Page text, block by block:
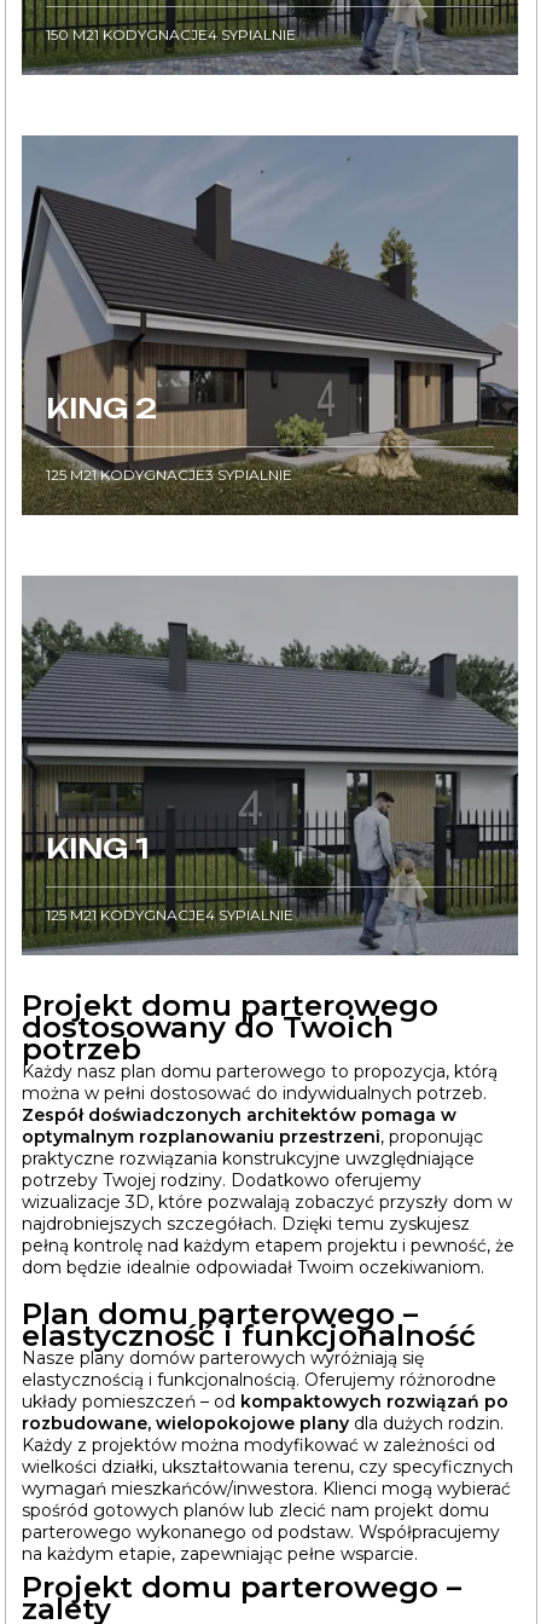
150M21KODYGNACJE4SYPIALNIE
KING 2
125 M21KODYGNACJE3SYPIALNIE
KING 1
125M21 KODYGNACJE4 SYPIALNIE
Projekt domu parterowego
dostosowany do Twoich
potrzeb
Każdy nasz plan domu parterowego to propozycja, którą
można w pełni dostosować do indywidualnych potrzeb.
Zespół doświadczonych architektów pomaga w
optymalnym rozplanowaniu przestrzeni, proponując
praktyczne rozwiązania konstrukcyjne uwzględniające
potrzeby Twojej rodziny. Dodatkowo oferujemy
wizualizacje 3D, które pozwalają zobaczyć przyszły dom w
najdrobniejszych szczegółach. Dzięki temu zyskujesz
pełną kontrolę nad każdym etapem projektu i pewność, że
dom będzie idealnie odpowiadał Twoim oczekiwaniom.
Plan domu parterowego –
elastyczność i funkcjonalność
Nasze plany domów parterowych wyróżniają się
elastycznością i funkcjonalnością. Oferujemy różnorodne
układy pomieszczeń – od kompaktowych rozwiązań po
rozbudowane, wielopokojowe plany dla dużych rodzin.
Każdy z projektów można modyfikować w zależności od
wielkości działki, ukształtowania terenu, czy specyficznych
wymagań mieszkańców/inwestora. Klienci mogą wybierać
spośród gotowych planów lub zlecić nam projekt domu
parterowego wykonanego od podstaw. Współpracujemy
na każdym etapie, zapewniając pełne wsparcie.
Projekt domu parterowego –
zalety